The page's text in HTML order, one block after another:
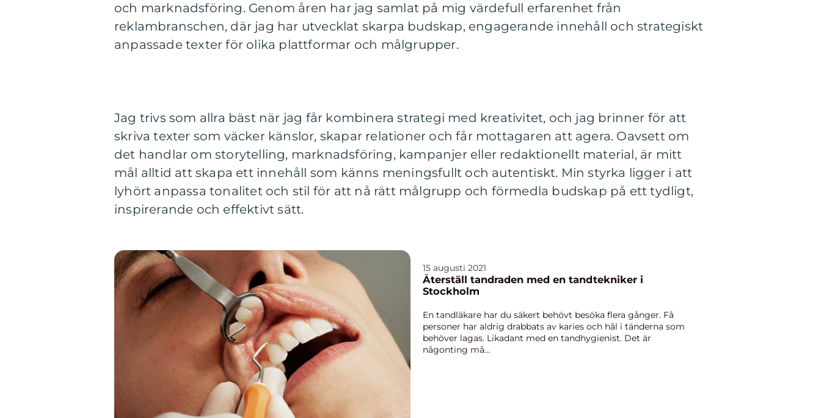
och marknadsföring. Genom åren har jag samlat på mig värdefull erfarenhet från
reklambranschen, där jag har utvecklat skarpa budskap, engagerande innehåll och strategiskt
anpassade texter för olika plattformar och målgrupper.
Jag trivs som allra bäst när jag får kombinera strategi med kreativitet, och jag brinner för att
skriva texter som väcker känslor, skapar relationer och får mottagaren att agera. Oavsett om
det handlar om storytelling, marknadsföring, kampanjer eller redaktionellt material, är mitt
mål alltid att skapa ett innehåll som känns meningsfullt och autentiskt. Min styrka ligger i att
lyhört anpassa tonalitet och stil för att nå rätt målgrupp och förmedla budskap på ett tydligt,
inspirerande och effektivt sätt.
15 augusti 2021
Återställ tandraden med en tandtekniker i
Stockholm
En tandläkare har du säkert behövt besöka flera gånger. Få
personer har aldrig drabbats av karies och hål i tänderna som
behöver lagas. Likadant med en tandhygienist. Det är
någonting må...